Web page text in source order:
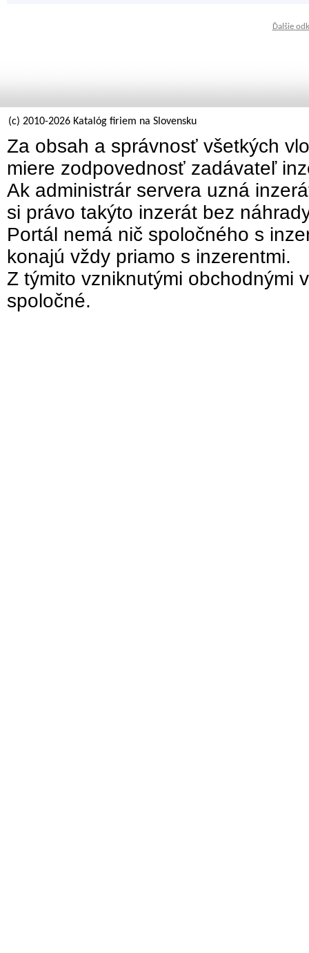
Ďalšie
(c) 2010-2026 Katalóg firiem na Slovensku
Za obsah a správnosť všetkých
miere zodpovednosť zadávateľ
Ak administrár servera uzná
si právo takýto inzerát bez
Portál nemá nič spoločného s
konajú vždy priamo s inzerentmi.
Z týmito vzniknutými obchodnými
spoločné.